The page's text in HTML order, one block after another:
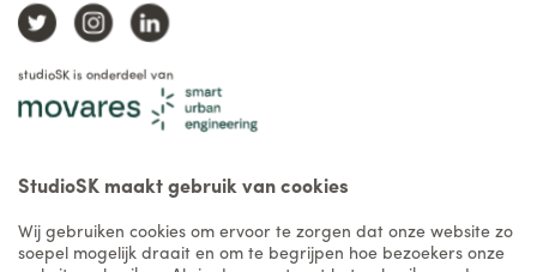
studioSK is onderdeel van
StudioSK maakt gebruik van cookies
Wij gebruiken cookies om ervoor te zorgen dat onze website zo
soepel mogelijk draait en om te begrijpen hoe bezoekers onze